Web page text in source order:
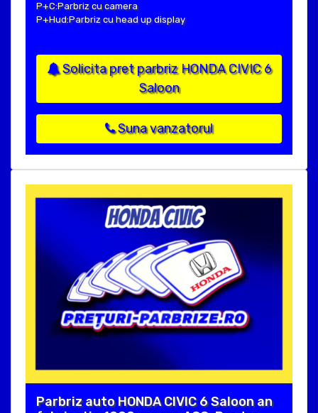
P+C:Parbriz cu camera
P+Hud:Parbriz cu head up display
Solicita pret parbriz HONDA CIVIC 6
Saloon
Suna vanzatorul
Parbriz auto HONDA CIVIC 6 Saloon an